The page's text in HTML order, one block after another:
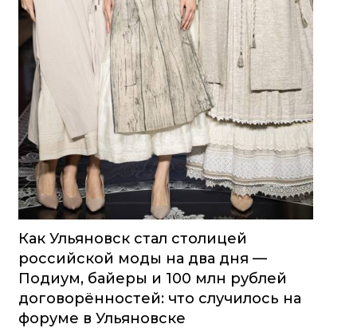
Как Ульяновск стал столицей
российской моды на два дня —
Подиум, байеры и 100 млн рублей
договорённостей: что случилось на
форуме в Ульяновске